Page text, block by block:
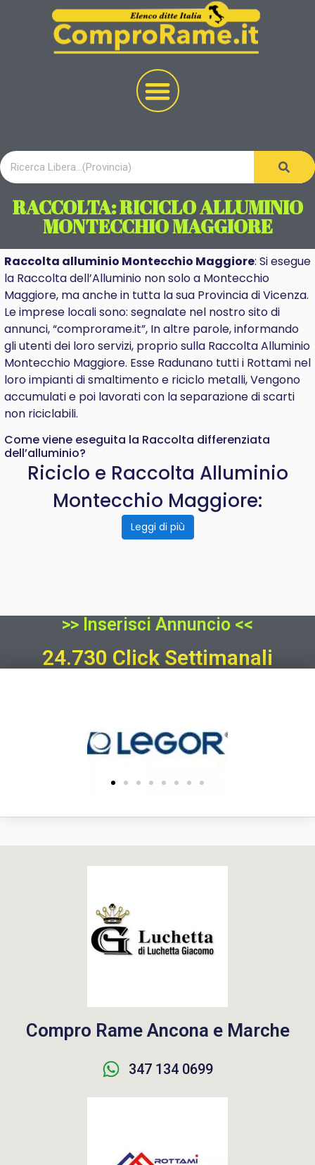
RACCOLTA: RICICLO ALLUMINIO
MONTECCHIO MAGGIORE
Raccolta alluminio Montecchio Maggiore: Si esegue
la Raccolta dell’Alluminio non solo a Montecchio
Maggiore, ma anche in tutta la sua Provincia di Vicenza.
Le imprese locali sono: segnalate nel nostro sito di
annunci, “comprorame.it”, In altre parole, informando
gli utenti dei loro servizi, proprio sulla Raccolta Alluminio
Montecchio Maggiore. Esse Radunano tutti i Rottami nel
loro impianti di smaltimento e riciclo metalli, Vengono
accumulati e poi lavorati con la separazione di scarti
non riciclabili.
Come viene eseguita la Raccolta differenziata
dell’alluminio?
Riciclo e Raccolta Alluminio
Montecchio Maggiore:
Leggi di più
>> Inserisci Annuncio <<
24.730 Click Settimanali
Compro Rame Ancona e Marche
347 134 0699